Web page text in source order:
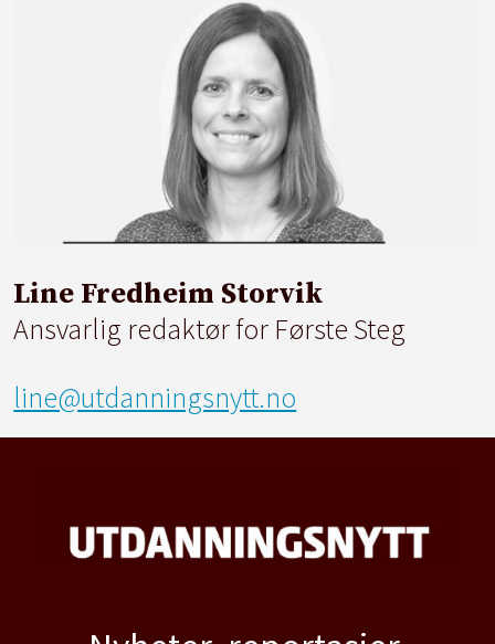
Line Fredheim Storvik
Ansvarlig redaktør for Første Steg
line@utdanningsnytt.no